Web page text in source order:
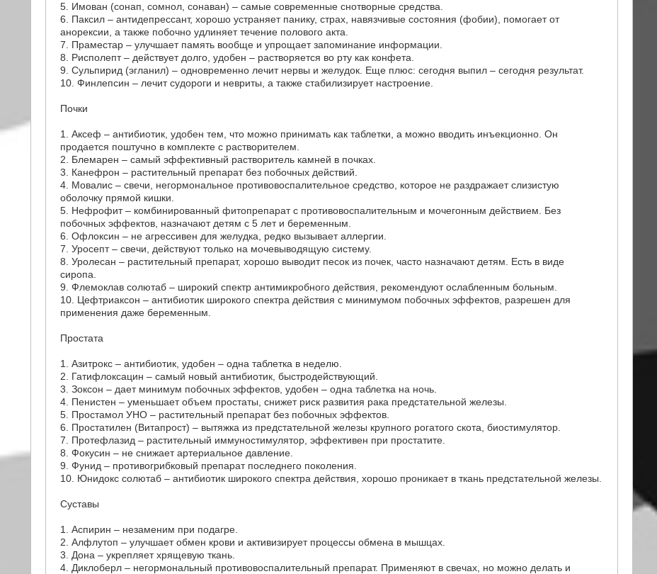
5. Имован (сонап, сомнол, сонаван) – самые современные снотворные средства.
6. Паксил – антидепрессант, хорошо устраняет панику, страх, навязчивые состояния (фобии), помогает от
анорексии, а также побочно удлиняет течение полового акта.
7. Праместар – улучшает память вообще и упрощает запоминание информации.
8. Рисполепт – действует долго, удобен – растворяется во рту как конфета.
9. Сульпирид (эгланил) – одновременно лечит нервы и желудок. Еще плюс: сегодня выпил – сегодня результат.
10. Финлепсин – лечит судороги и невриты, а также стабилизирует настроение.
Почки
1. Аксеф – антибиотик, удобен тем, что можно принимать как таблетки, а можно вводить инъекционно. Он
продается поштучно в комплекте с растворителем.
2. Блемарен – самый эффективный растворитель камней в почках.
3. Канефрон – растительный препарат без побочных действий.
4. Мовалис – свечи, негормональное противовоспалительное средство, которое не раздражает слизистую
оболочку прямой кишки.
5. Нефрофит – комбинированный фитопрепарат с противовоспалительным и мочегонным действием. Без
побочных эффектов, назначают детям с 5 лет и беременным.
6. Офлоксин – не агрессивен для желудка, редко вызывает аллергии.
7. Уросепт – свечи, действуют только на мочевыводящую систему.
8. Уролесан – растительный препарат, хорошо выводит песок из почек, часто назначают детям. Есть в виде
сиропа.
9. Флемоклав солютаб – широкий спектр антимикробного действия, рекомендуют ослабленным больным.
10. Цефтриаксон – антибиотик широкого спектра действия с минимумом побочных эффектов, разрешен для
применения даже беременным.
Простата
1. Азитрокс – антибиотик, удобен – одна таблетка в неделю.
2. Гатифлоксацин – самый новый антибиотик, быстродействующий.
3. Зоксон – дает минимум побочных эффектов, удобен – одна таблетка на ночь.
4. Пенистен – уменьшает объем простаты, снижет риск развития рака предстательной железы.
5. Простамол УНО – растительный препарат без побочных эффектов.
6. Простатилен (Витапрост) – вытяжка из предстательной железы крупного рогатого скота, биостимулятор.
7. Протефлазид – растительный иммуностимулятор, эффективен при простатите.
8. Фокусин – не снижает артериальное давление.
9. Фунид – противогрибковый препарат последнего поколения.
10. Юнидокс солютаб – антибиотик широкого спектра действия, хорошо проникает в ткань предстательной железы.
Суставы
1. Аспирин – незаменим при подагре.
2. Алфлутоп – улучшает обмен крови и активизирует процессы обмена в мышцах.
3. Дона – укрепляет хрящевую ткань.
4. Диклоберл – негормональный противовоспалительный препарат. Применяют в свечах, но можно делать и